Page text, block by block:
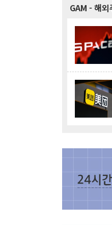
GAM - 해외